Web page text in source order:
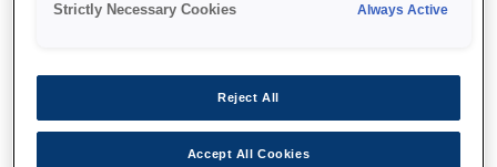
Strictly Necessary Cookies Always Active
Reject All
Accept All Cookies